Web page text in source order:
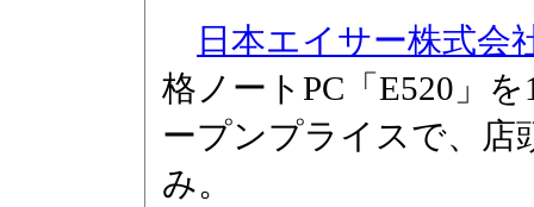
日本エイサー株式会
格ノートPC「E520」
ープンプライスで、店
み。